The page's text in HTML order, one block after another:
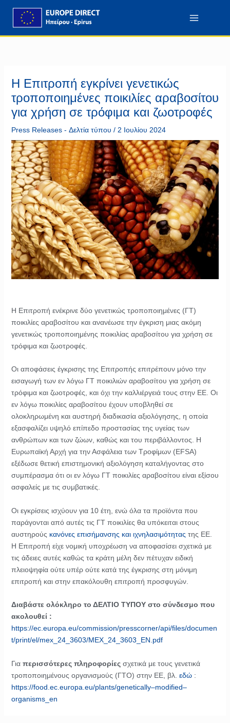
περιεχόμενο
περιεχόμενο
Η Επιτροπή εγκρίνει γενετικώς
τροποποιημένες ποικιλίες αραβοσίτου
για χρήση σε τρόφιμα και ζωοτροφές
Press Releases - Δελτία τύπου / 2 Ιουλίου 2024
Η Επιτροπή ενέκρινε δύο γενετικώς τροποποιημένες (ΓΤ)
ποικιλίες αραβοσίτου και ανανέωσε την έγκριση μιας ακόμη
γενετικώς τροποποιημένης ποικιλίας αραβοσίτου για χρήση σε
τρόφιμα και ζωοτροφές.
Οι αποφάσεις έγκρισης της Επιτροπής επιτρέπουν μόνο την
εισαγωγή των εν λόγω ΓΤ ποικιλιών αραβοσίτου για χρήση σε
τρόφιμα και ζωοτροφές, και όχι την καλλιέργειά τους στην ΕΕ. Οι
εν λόγω ποικιλίες αραβοσίτου έχουν υποβληθεί σε
ολοκληρωμένη και αυστηρή διαδικασία αξιολόγησης, η οποία
εξασφαλίζει υψηλό επίπεδο προστασίας της υγείας των
ανθρώπων και των ζώων, καθώς και του περιβάλλοντος. Η
Ευρωπαϊκή Αρχή για την Ασφάλεια των Τροφίμων (EFSA)
εξέδωσε θετική επιστημονική αξιολόγηση καταλήγοντας στο
συμπέρασμα ότι οι εν λόγω ΓΤ ποικιλίες αραβοσίτου είναι εξίσου
ασφαλείς με τις συμβατικές.
Οι εγκρίσεις ισχύουν για 10 έτη, ενώ όλα τα προϊόντα που
παράγονται από αυτές τις ΓΤ ποικιλίες θα υπόκειται στους
αυστηρούς κανόνες επισήμανσης και ιχνηλασιμότητας της ΕΕ.
Η Επιτροπή είχε νομική υποχρέωση να αποφασίσει σχετικά με
τις άδειες αυτές καθώς τα κράτη μέλη δεν πέτυχαν ειδική
πλειοψηφία ούτε υπέρ ούτε κατά της έγκρισης στη μόνιμη
επιτροπή και στην επακόλουθη επιτροπή προσφυγών.
Διαβάστε ολόκληρο το ΔΕΛΤΙΟ ΤΥΠΟΥ στο σύνδεσμο που
ακολουθεί :
https://ec.europa.eu/commission/presscorner/api/files/documen
t/print/el/mex_24_3603/MEX_24_3603_ EN.pdf
Για περισσότερες πληροφορίεςσχετικά με τους γενετικά
τροποποιημένους οργανισμούς (ΓΤΟ) στην ΕΕ, βλ. εδώ:
https://food ec. europa eu/plants/genetically–modified–
organisms_ en